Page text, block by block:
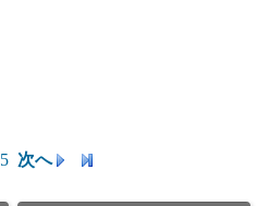
5 次へ